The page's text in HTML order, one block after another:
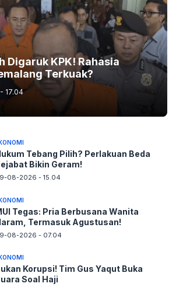
Digaruk KPK! Rahasia
Terkuak?
17.04
Tebang Pilih? Perlakuan Beda
Bikin Geram!
08-2026 - 15.04
Tegas: Pria Berbusana Wanita
Termasuk Agustusan!
08-2026 - 07.04
Korupsi! Tim Gus Yaqut Buka
Soal Haji